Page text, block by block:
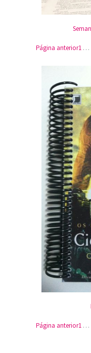
Página anterior1 …
Página anterior1 …